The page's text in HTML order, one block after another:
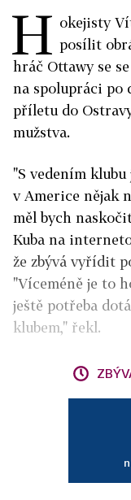
H okejisty
posílit
hráč Ottawy se
na spolupráci po
příletu do
mužstva.
"S vedením
v Americe nějak
měl bych
Kuba na
že zbývá vyřídit
"Víceméně je to
ještě potřeba
klubem," řekl.